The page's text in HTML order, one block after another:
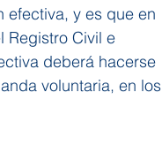
efectiva, y es que en
Registro Civil e
deberá hacerse
voluntaria, en los